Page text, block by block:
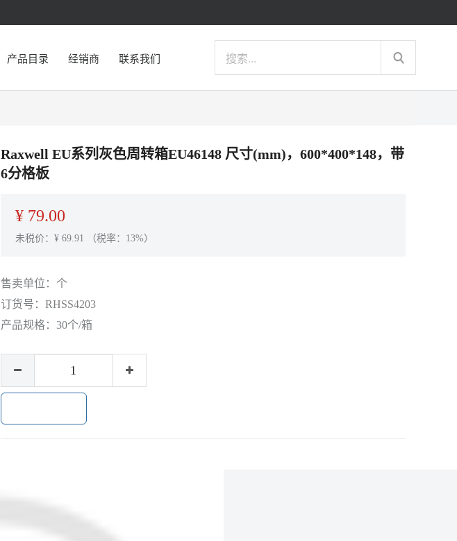
产品目录 经销商 联系我们
Raxwell EU系列灰色周转箱EU46148 尺寸(mm)，600*400*148，带
6分格板
¥ 79.00
未税价：¥ 69.91 （税率：13%）
售卖单位： 个
订货号： RHSS4203
产品规格： 30个/箱